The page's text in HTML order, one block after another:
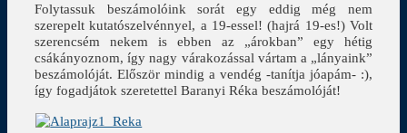
Folytassuk beszámolóink sorát egy eddig még nem
szerepelt kutatószelvénnyel, a 19-essel! (hajrá 19-es!) Volt
szerencsém nekem is ebben az „árokban” egy hétig
csákányoznom, így nagy várakozással vártam a „lányaink”
beszámolóját. Először mindig a vendég -tanítja jóapám- :),
így fogadjátok szeretettel Baranyi Réka beszámolóját!